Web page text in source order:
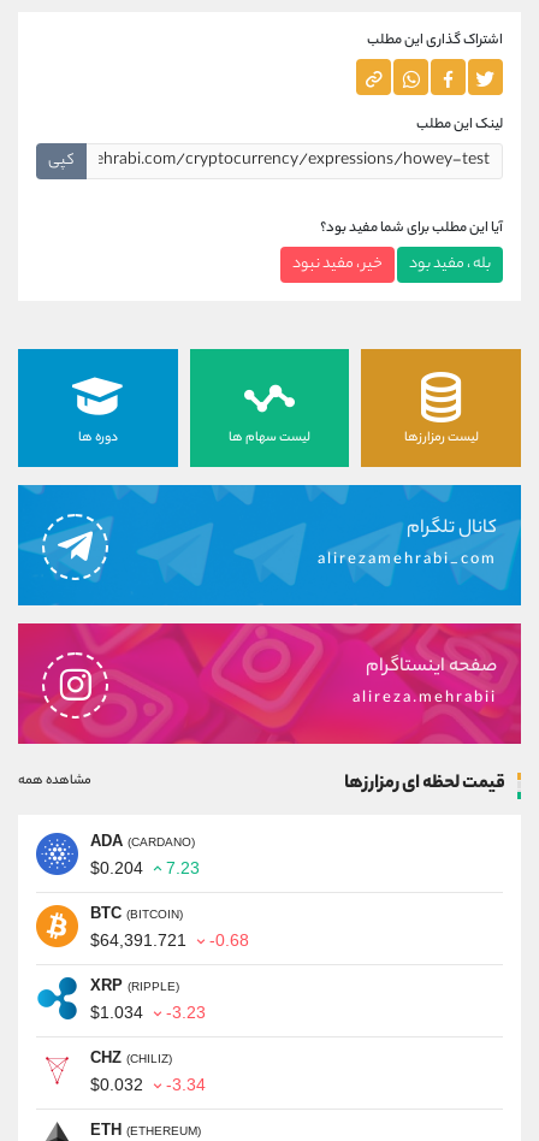
اشتراک گذاری این مطلب
لینک این مطلب
کپی
آیا این مطلب برای شما مفید بود؟
بله ، مفید بود خیر ، مفید نبود
لیست رمزارزها لیست سهام ها دوره ها
کانال تلگرام
alirezamehrabi_com
صفحه اینستاگرام
alireza.mehrabii
قیمت لحظه ای رمزارزها مشاهده همه
ADA (CARDANO)
$0.204 7.23
BTC (BITCOIN)
$64,391.721 -0.68
XRP (RIPPLE)
$1.034 -3.23
CHZ (CHILIZ)
$0.032 -3.34
ETH (ETHEREUM)